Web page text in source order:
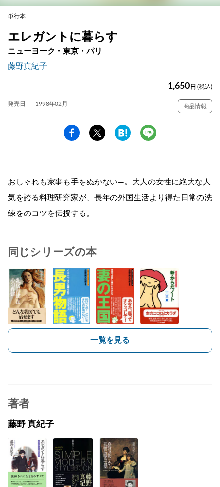
単行本
エレガントに暮らす
ニューヨーク・東京・パリ
藤野真紀子
1,650 円 (税込)
発売日 1998年02月 商品情報
おしゃれも家事も手をぬかない―。大人の女性に絶大な人
気を誇る料理研究家が、長年の外国生活より得た日常の洗
練をのコツを伝授する。
同じシリーズの本
一覧を見る
著者
藤野 真紀子